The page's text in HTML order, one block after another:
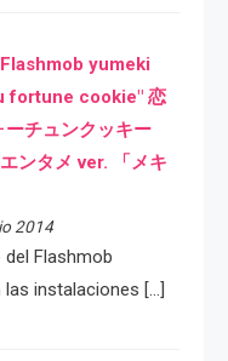
yumeki
fortune cookie" 恋
ーチュンクッキー
ンタメ ver. 「メキ
2014
Flashmob
instalaciones […]